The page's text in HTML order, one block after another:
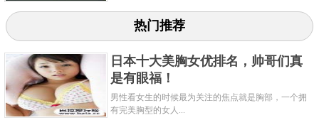
热门推荐
日本十大美胸女优排名，帅哥们真
是有眼福！
男性看女生的时候最为关注的焦点就是胸部，一个拥
有完美胸型的女人...